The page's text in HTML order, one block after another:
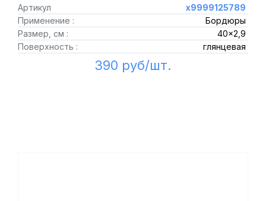
Артикул
х9999125789
Применение :
Бордюры
Размер, см :
40x2,9
Поверхность :
глянцевая
390 руб/шт.